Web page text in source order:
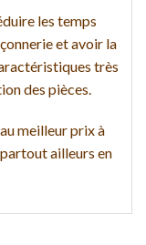
les temps
et avoir la
très
des pièces.
meilleur prix à
ailleurs en